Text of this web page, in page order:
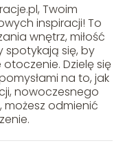
Twoim
inspiracji! To
wnętrz, miłość
spotykają się, by
Dzielę się
na to, jak
nowoczesnego
możesz odmienić